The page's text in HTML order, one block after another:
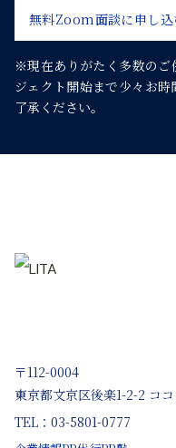
ー
シ
無料Zoom面談に申し込
※現在ありがたく多数のご
ジェクト開始まで少々お
了承ください。
〒112-0004
東京都文京区後楽1-2-2 コ
TEL：03-5801-0777